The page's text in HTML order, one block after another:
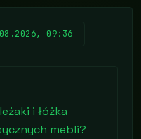
09:36
i łóżka
mebli?